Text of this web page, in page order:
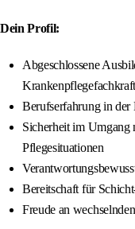
Dein Profil:
Abgeschlossene
Berufserfahrung in
Sicherheit im Umgang
Pflegesituationen
Bereitschaft für
Freude an